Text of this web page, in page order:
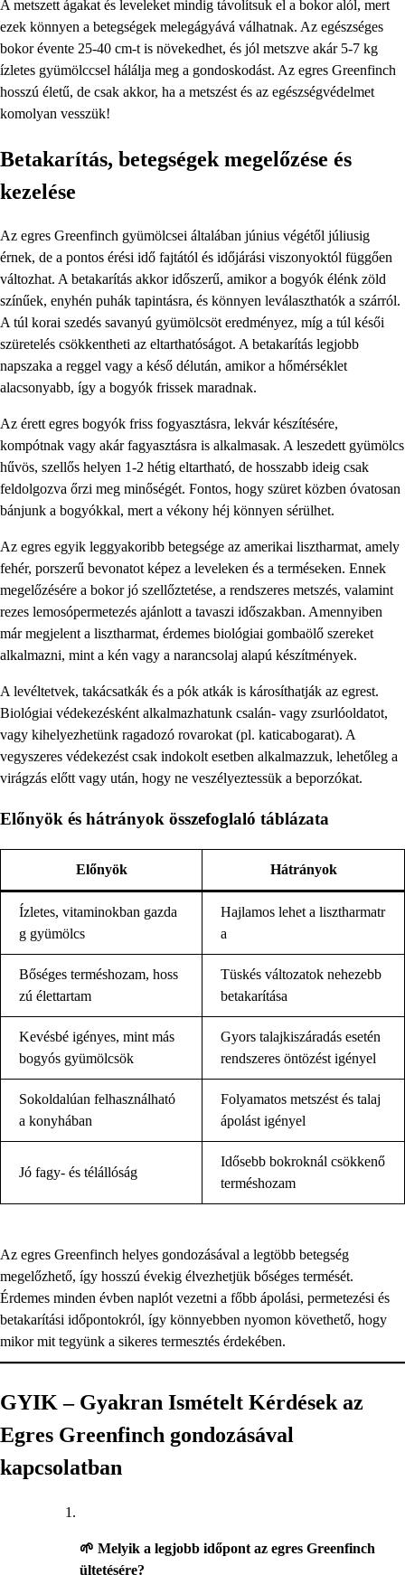
A metszett ágakat és leveleket mindig távolítsuk el a bokor alól, mert
ezek könnyen a betegségek melegágyává válhatnak. Az egészséges
bokor évente 25-40 cm-t is növekedhet, és jól metszve akár 5-7 kg
ízletes gyümölccsel hálálja meg a gondoskodást. Az egres Greenfinch
hosszú életű, de csak akkor, ha a metszést és az egészségvédelmet
komolyan vesszük!
Betakarítás, betegségek megelőzése és
kezelése
Az egres Greenfinch gyümölcsei általában június végétől júliusig
érnek, de a pontos érési idő fajtától és időjárási viszonyoktól függően
változhat. A betakarítás akkor időszerű, amikor a bogyók élénk zöld
színűek, enyhén puhák tapintásra, és könnyen leválaszthatók a szárról.
A túl korai szedés savanyú gyümölcsöt eredményez, míg a túl késői
szüretelés csökkentheti az eltarthatóságot. A betakarítás legjobb
napszaka a reggel vagy a késő délután, amikor a hőmérséklet
alacsonyabb, így a bogyók frissek maradnak.
Az érett egres bogyók friss fogyasztásra, lekvár készítésére,
kompótnak vagy akár fagyasztásra is alkalmasak. A leszedett gyümölcs
hűvös, szellős helyen 1-2 hétig eltartható, de hosszabb ideig csak
feldolgozva őrzi meg minőségét. Fontos, hogy szüret közben óvatosan
bánjunk a bogyókkal, mert a vékony héj könnyen sérülhet.
Az egres egyik leggyakoribb betegsége az amerikai lisztharmat, amely
fehér, porszerű bevonatot képez a leveleken és a terméseken. Ennek
megelőzésére a bokor jó szellőztetése, a rendszeres metszés, valamint
rezes lemosópermetezés ajánlott a tavaszi időszakban. Amennyiben
már megjelent a lisztharmat, érdemes biológiai gombaölő szereket
alkalmazni, mint a kén vagy a narancsolaj alapú készítmények.
A levéltetvek, takácsatkák és a pók atkák is károsíthatják az egrest.
Biológiai védekezésként alkalmazhatunk csalán- vagy zsurlóoldatot,
vagy kihelyezhetünk ragadozó rovarokat (pl. katicabogarat). A
vegyszeres védekezést csak indokolt esetben alkalmazzuk, lehetőleg a
virágzás előtt vagy után, hogy ne veszélyeztessük a beporzókat.
Előnyök és hátrányok összefoglaló táblázata
Előnyök Hátrányok
Ízletes, vitaminokban gazda
g gyümölcs
Hajlamos lehet a lisztharmatr
a
Bőséges terméshozam, hoss
zú élettartam
Tüskés változatok nehezebb
betakarítása
Kevésbé igényes, mint más
bogyós gyümölcsök
Gyors talajkiszáradás esetén
rendszeres öntözést igényel
Sokoldalúan felhasználható
a konyhában
Folyamatos metszést és talaj
ápolást igényel
Jó fagy- és télállóság
Idősebb bokroknál csökkenő
terméshozam
Az egres Greenfinch helyes gondozásával a legtöbb betegség
megelőzhető, így hosszú évekig élvezhetjük bőséges termését.
Érdemes minden évben naplót vezetni a főbb ápolási, permetezési és
betakarítási időpontokról, így könnyebben nyomon követhető, hogy
mikor mit tegyünk a sikeres termesztés érdekében.
GYIK – Gyakran Ismételt Kérdések az
Egres Greenfinch gondozásával
kapcsolatban
🌱 Melyik a legjobb időpont az egres Greenfinch
ültetésére?